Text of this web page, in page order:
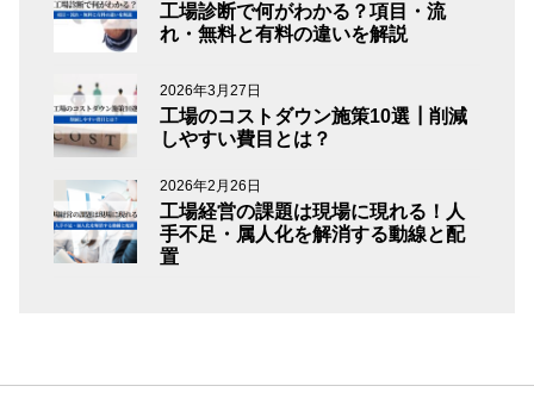
工場診断で何がわかる？項目・流
れ・無料と有料の違いを解説
2026年3月27日
工場のコストダウン施策10選┃削減
しやすい費目とは？
2026年2月26日
工場経営の課題は現場に現れる！人
手不足・属人化を解消する動線と配
置